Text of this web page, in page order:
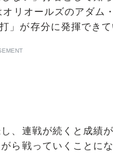
リオールズのアダム
」が存分に発揮できて
、連戦が続くと成績
ら戦っていくことにな